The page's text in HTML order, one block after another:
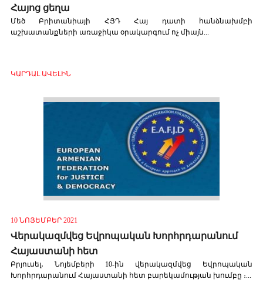
Հայոց ցեղա
Մեծ Բրիտանիայի ՀՅԴ Հայ դատի հանձնախմբի
աշխատանքների առաջիկա օրակարգում ոչ միայն...
ԿԱՐԴԱԼ ԱՎԵԼԻՆ
10 ՆՈՅԵՄԲԵՐ 2021
Վերակազմվեց Եվրոպական Խորհրդարանում
Հայաստանի հետ
Բրյուսել․ Նոյեմբերի 10-ին վերակազմվեց Եվրոպական
Խորհրդարանում Հայաստանի հետ բարեկամության խումբը ։...